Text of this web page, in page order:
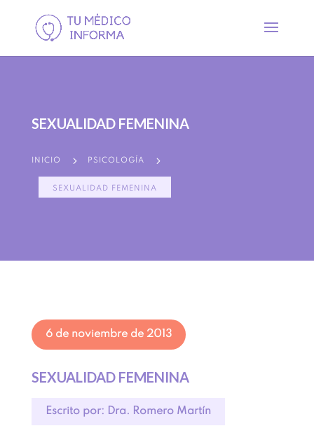
SEXUALIDAD FEMENINA
INICIO 5 PSICOLOGÍA 5
SEXUALIDAD FEMENINA
6 de noviembre de 2013
SEXUALIDAD FEMENINA
Escrito por: Dra. Romero Martín